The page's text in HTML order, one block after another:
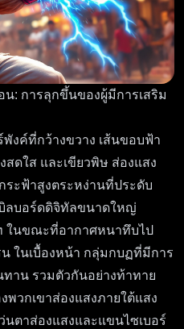
: การลุกขึ้นของผู้มีการเสริม
งค์ที่กว้างขวาง เส้นขอบฟ้า
ดใส และเขียวพิษ ส่องแสง
ระฟ้าสูงตระหง่านที่ประดับ
ลบอร์ดดิจิทัลขนาดใหญ่
ในขณะที่อากาศหนาทึบไป
ในเบื้องหน้า กลุ่มกบฏที่มีการ
ทาน รวมตัวกันอย่างท้าทาย
พวกเขาส่องแสงภายใต้แสง
ตาส่องแสงและแขนไซเบอร์